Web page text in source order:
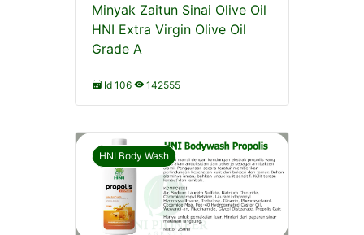
Minyak Zaitun Sinai Olive Oil
HNI Extra Virgin Olive Oil
Grade A
Id 106 142555
HNI Body Wash